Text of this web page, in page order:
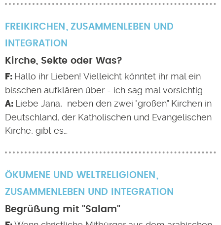
FREIKIRCHEN
ZUSAMMENLEBEN UND
INTEGRATION
Kirche, Sekte oder Was?
Hallo ihr Lieben! Vielleicht könntet ihr mal ein
bisschen aufklären über - ich sag mal vorsichtig…
Liebe Jana, neben den zwei "großen" Kirchen in
Deutschland, der Katholischen und Evangelischen
Kirche, gibt es…
ÖKUMENE UND WELTRELIGIONEN
ZUSAMMENLEBEN UND INTEGRATION
Begrüßung mit "Salam"